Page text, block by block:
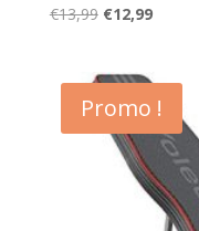
€13,99 Le
était :
€13,99.
€12,99Le
est :
€12,99.
Promo !